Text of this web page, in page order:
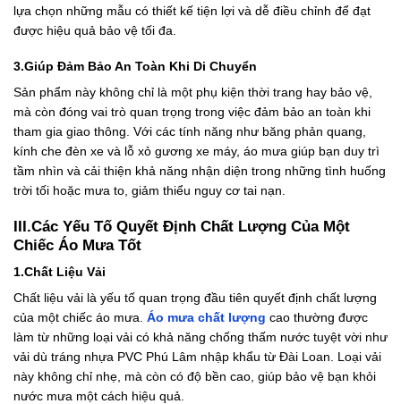
lựa chọn những mẫu có thiết kế tiện lợi và dễ điều chỉnh để đạt
được hiệu quả bảo vệ tối đa.
3.Giúp Đảm Bảo An Toàn Khi Di Chuyển
Sản phẩm này không chỉ là một phụ kiện thời trang hay bảo vệ,
mà còn đóng vai trò quan trọng trong việc đảm bảo an toàn khi
tham gia giao thông. Với các tính năng như băng phản quang,
kính che đèn xe và lỗ xỏ gương xe máy, áo mưa giúp bạn duy trì
tầm nhìn và cải thiện khả năng nhận diện trong những tình huống
trời tối hoặc mưa to, giảm thiểu nguy cơ tai nạn.
III.Các Yếu Tố Quyết Định Chất Lượng Của Một
Chiếc Áo Mưa Tốt
1.Chất Liệu Vải
Chất liệu vải là yếu tố quan trọng đầu tiên quyết định chất lượng
của một chiếc áo mưa. Áo mưa chất lượng cao thường được
làm từ những loại vải có khả năng chống thấm nước tuyệt vời như
vải dù tráng nhựa PVC Phú Lâm nhập khẩu từ Đài Loan. Loại vải
này không chỉ nhẹ, mà còn có độ bền cao, giúp bảo vệ bạn khỏi
nước mưa một cách hiệu quả.